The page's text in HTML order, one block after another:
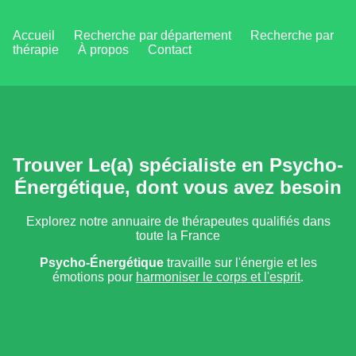
Accueil Recherche par département
Recherche par
thérapie
À propos Contact
Trouver Le(a) spécialiste en Psycho-
Énergétique, dont vous avez besoin
Explorez notre annuaire de thérapeutes qualifiés dans
toute la France
Psycho-Énergétiquetravaille sur l'énergie et les
émotions pour harmoniser le corps et l'esprit.